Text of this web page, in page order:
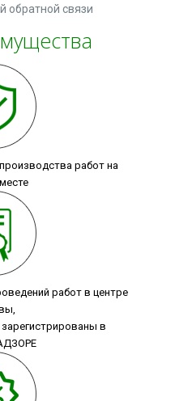
обратной связи
работ на
работ в центре
в